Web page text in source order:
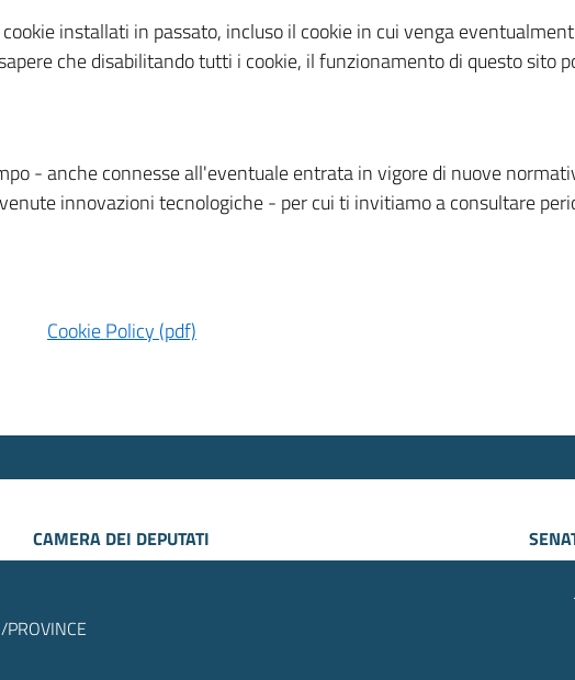
installati in passato, incluso il cookie in cui venga
che disabilitando tutti i cookie, il funzionamento di questo sito
- anche connesse all'eventuale entrata in vigore di nuove
innovazioni tecnologiche - per cui ti invitiamo a consultare
Cookie Policy (pdf)
CAMERA DEI DEPUTATI